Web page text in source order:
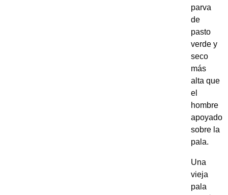
parva
de
pasto
verde y
seco
más
alta que
el
hombre
apoyado
sobre la
pala.
Una
vieja
pala